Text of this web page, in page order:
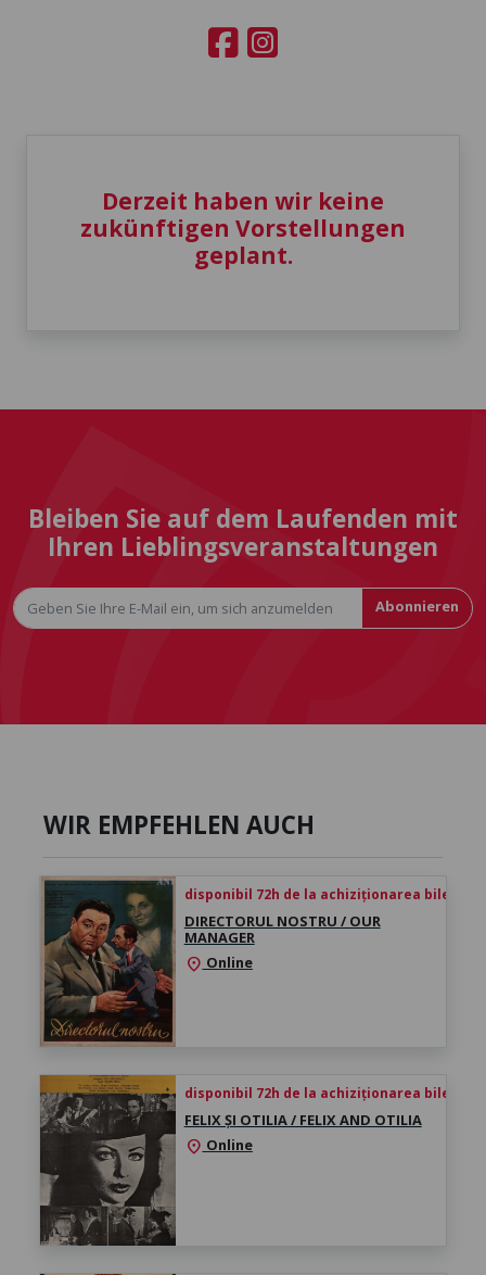
Derzeit haben wir keine
zukünftigen Vorstellungen
geplant.
Bleiben Sie auf dem Laufenden mit
Ihren Lieblingsveranstaltungen
Abonnieren
WIR EMPFEHLEN AUCH
disponibil 72h de la achiziționarea biletului
DIRECTORUL NOSTRU / OUR
MANAGER
location_on Online
disponibil 72h de la achiziționarea biletului
FELIX ȘI OTILIA / FELIX AND OTILIA
location_on Online